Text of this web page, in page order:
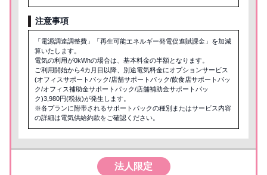
注意事項
「電源調達調整費」「再生可能エネルギー発電促進賦課金」を加減
算いたします。
電気の利用が0kWhの場合は、基本料金の半額となります。
ご利用開始から4カ月目以降、別途電気料金にオプションサービス
(オフィスサポートパック/店舗サポートパック/飲食店サポートパッ
ク/オフィス補助金サポートパック/店舗補助金サポートパッ
ク)3,980円(税抜)が発生します。
※各プランに附帯されるサポートパックの種別またはサービス内容
の詳細は電気供給約款をご確認ください。
法人限定